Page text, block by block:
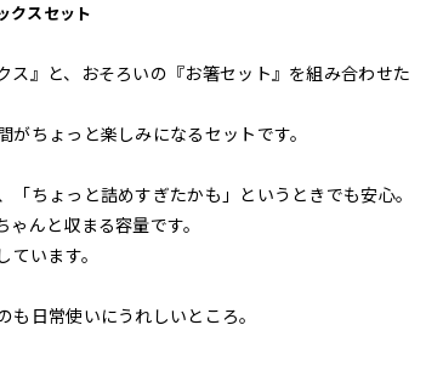
クスセット
』と、おそろいの『お箸セット』を組み合わせた
ちょっと楽しみになるセットです。
ちょっと詰めすぎたかも」というときでも安心。
んと収まる容量です。
います。
日常使いにうれしいところ。